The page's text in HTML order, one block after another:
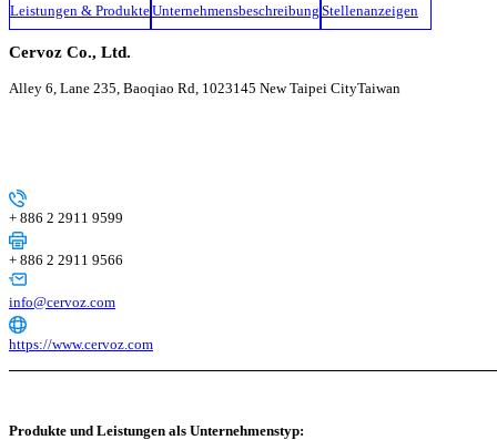
Leistungen & ProdukteUnternehmensbeschreibung Stellenanzeigen
Cervoz Co., Ltd.
Alley 6, Lane 235, Baoqiao Rd, 1023145 New Taipei CityTaiwan
+ 886 2 2911 9599
+ 886 2 2911 9566
info@cervoz.com
https://www.cervoz.com
Produkte und Leistungen als Unternehmenstyp: